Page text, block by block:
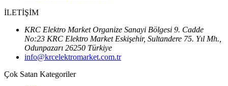
İLETİŞİM
KRC Elektro Market Organize Sanayi Bölgesi 9. Cadde
No:23 KRC Elektro Market Eskişehir, Sultandere 75. Yıl Mh.,
Odunpazarı 26250 Türkiye
info@krcelektromarket.com.tr
Çok Satan Kategoriler